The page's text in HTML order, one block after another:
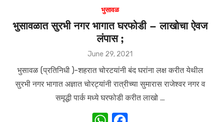
s
A
p
p
b
o
k
भुसावळ
भुसावळात सुरभी नगर भागात घरफोडी – लाखोचा ऐवज
लंपास ;
Posted
June 29, 2021
भुसावळ (प्रतिनिधी )-शहरात चोरटयांनी बंद घरांना लक्ष करीत येथील
सुरभी नगर भागात अज्ञात चोरट्यांनी रात्रीच्या सुमारास राजेश्वर नगर व
समृद्धी पार्क मध्ये घरफोडी करीत लाखो …